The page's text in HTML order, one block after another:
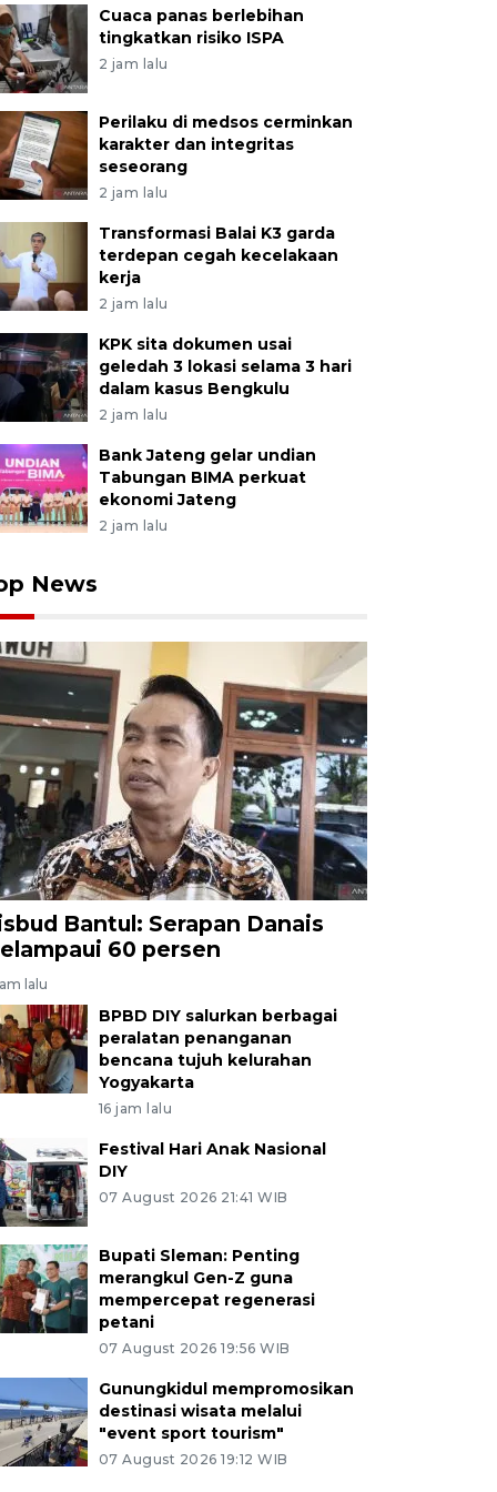
Cuaca panas berlebihan
tingkatkan risiko ISPA
2 jam lalu
Perilaku di medsos cerminkan
karakter dan integritas
seseorang
2 jam lalu
Transformasi Balai K3 garda
terdepan cegah kecelakaan
kerja
2 jam lalu
KPK sita dokumen usai
geledah 3 lokasi selama 3 hari
dalam kasus Bengkulu
2 jam lalu
Bank Jateng gelar undian
Tabungan BIMA perkuat
ekonomi Jateng
2 jam lalu
News
Bantul: Serapan Danais
60 persen
lalu
BPBD DIY salurkan berbagai
peralatan penanganan
bencana tujuh kelurahan
Yogyakarta
16 jam lalu
Festival Hari Anak Nasional
DIY
07 August 2026 21:41 WIB
Bupati Sleman: Penting
merangkul Gen-Z guna
mempercepat regenerasi
petani
07 August 2026 19:56 WIB
Gunungkidul mempromosikan
destinasi wisata melalui
"event sport tourism"
07 August 2026 19:12 WIB